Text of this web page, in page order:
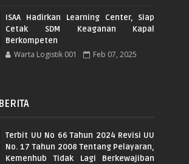
ISAA Hadirkan Learning Center, Siap
Cetak SDM Keaganan Kapal
Berkompeten
Warta Logistik 001 Feb 07, 2025
Terbit UU No 66 Tahun 2024 Revisi UU
No. 17 Tahun 2008 Tentang Pelayaran,
Kemenhub Tidak Lagi Berkewajiban